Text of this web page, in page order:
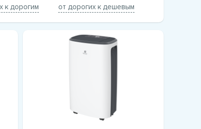
к дорогим от дорогих к дешевым